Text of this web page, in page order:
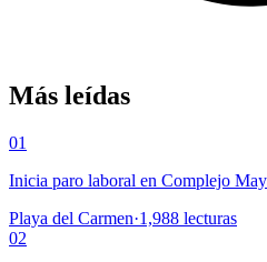
Más leídas
01
Inicia paro laboral en Complejo
Playa del Carmen·1,988 lecturas
02